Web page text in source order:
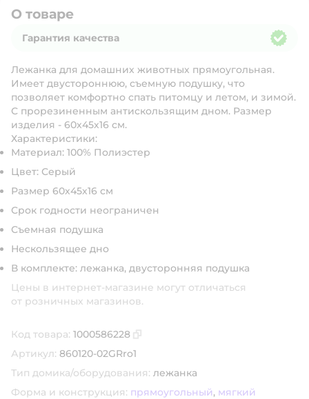
О товаре
Гарантия качества
Лежанка для домашних животных прямоугольная.
Имеет двустороннюю, съемную подушку, что
позволяет комфортно спать питомцу и летом, и зимой.
С прорезиненным антискользящим дном. Размер
изделия - 60х45х16 см.
Характеристики:
Материал: 100% Полиэстер
Цвет: Серый
Размер 60х45х16 см
Срок годности неограничен
Съемная подушка
Нескользящее дно
В комплекте: лежанка, двусторонняя подушка
Цены в интернет-магазине могут отличаться
от розничных магазинов.
Код товара: 1000586228
Артикул: 860120-02GRro1
Тип домика/оборудования: лежанка
Форма и конструкция: прямоугольный, мягкий